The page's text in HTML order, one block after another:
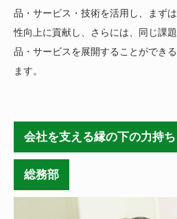
品・サービス・技術を活用し、まず
性向上に貢献し、さらには、同じ課
品・サービスを展開することができ
ます。
会社を支える縁の下の力持ち
総務部